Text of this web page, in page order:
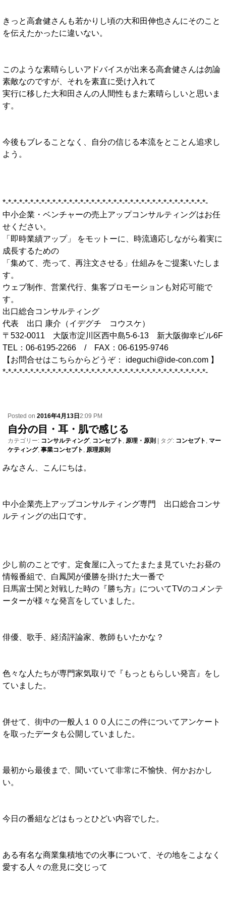
きっと高倉健さんも若かりし頃の大和田伸也さんにそのこと
を伝えたかったに違いない。
このような素晴らしいアドバイスが出来る高倉健さんは勿論
素敵なのですが、それを素直に受け入れて
実行に移した大和田さんの人間性もまた素晴らしいと思いま
す。
今後もブレることなく、自分の信じる本流をとことん追求し
よう。
*-*-*-*-*-*-*-*-*-*-*-*-*-*-*-*-*-*-*-*-*-*-*-*-*-*-*-*-*-*-*-*-*-*-*-*-*-
中小企業・ベンチャーの売上アップコンサルティングはお任
せください。
「即時業績アップ」 をモットーに、時流適応しながら着実に
成長するための
「集めて、売って、再注文させる」仕組みをご提案いたしま
す。
ウェブ制作、営業代行、集客プロモーションも対応可能で
す。
出口総合コンサルティング
代表 出口 康介（イデグチ コウスケ）
〒532-0011 大阪市淀川区西中島5-6-13 新大阪御幸ビル6F
TEL：06-6195-2266 / FAX：06-6195-9746
【お問合せはこちらからどうぞ： ideguchi@ide-con.com 】
*-*-*-*-*-*-*-*-*-*-*-*-*-*-*-*-*-*-*-*-*-*-*-*-*-*-*-*-*-*-*-*-*-*-*-*-*-
Posted on 2016年4月13日2:09 PM
自分の目・耳・肌で感じる
カテゴリー: コンサルティング, コンセプト 原理・原則 | タグ: コンセプト
マー
ケティング, 事業コンセプト 原理原則
みなさん、こんにちは。
中小企業売上アップコンサルティング専門 出口総合コンサ
ルティングの出口です。
少し前のことです。定食屋に入ってたまたま見ていたお昼の
情報番組で、白鳳関が優勝を掛けた大一番で
日馬富士関と対戦した時の『勝ち方』についてTVのコメンテ
ーターが様々な発言をしていました。
俳優、歌手、経済評論家、教師もいたかな？
色々な人たちが専門家気取りで『もっともらしい発言』をし
ていました。
併せて、街中の一般人１００人にこの件についてアンケート
を取ったデータも公開していました。
最初から最後まで、聞いていて非常に不愉快、何かおかし
い。
今日の番組などはもっとひどい内容でした。
ある有名な商業集積地での火事について、その地をこよなく
愛する人々の意見に交じって